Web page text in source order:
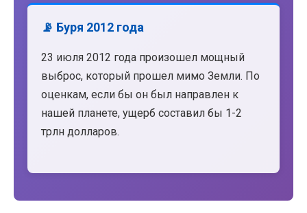
📡 Буря 2012 года
23 июля 2012 года произошел мощный
выброс, который прошел мимо Земли. По
оценкам, если бы он был направлен к
нашей планете, ущерб составил бы 1-2
трлн долларов.